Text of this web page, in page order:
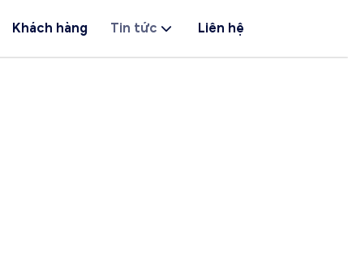
Khách hàng Tin tức Liên hệ